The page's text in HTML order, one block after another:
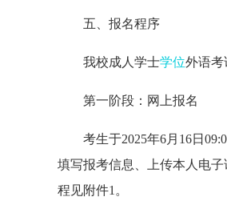
五、报名程序
我校成人学士学位外语考
第一阶段：网上报名
考生于2025年6月16日
填写报考信息、上传本人电
程见附件1。